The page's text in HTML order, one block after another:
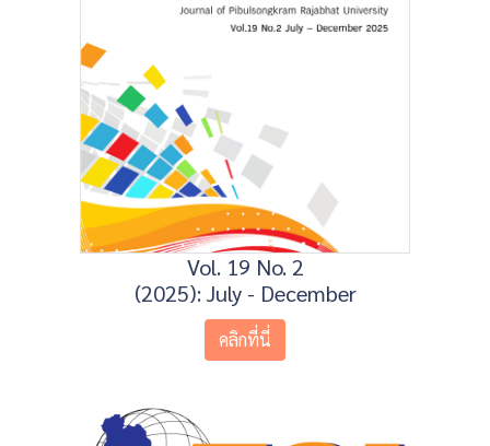
Vol. 19 No. 2
(2025): July - December
คลิกที่นี่